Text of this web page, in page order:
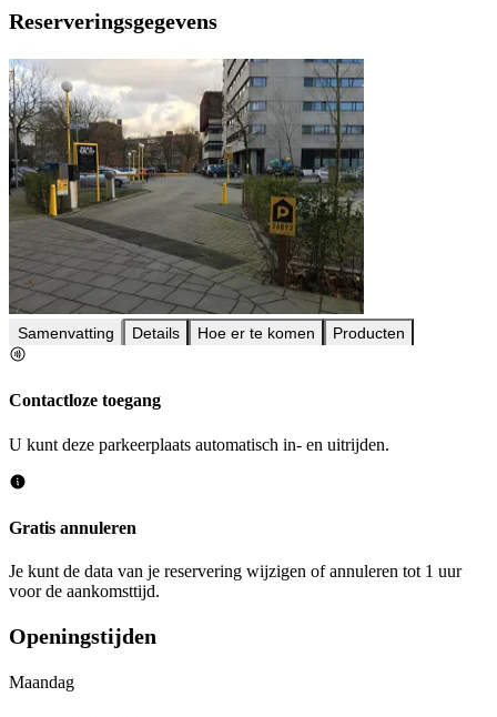
Reserveringsgegevens
Samenvatting Details Hoe er te komen Producten
Contactloze toegang
U kunt deze parkeerplaats automatisch in- en uitrijden.
Gratis annuleren
Je kunt de data van je reservering wijzigen of annuleren tot 1 uur
voor de aankomsttijd.
Openingstijden
Maandag